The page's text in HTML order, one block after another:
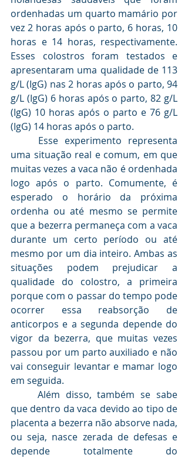
ordenhadas um quarto mamário por
vez 2 horas após o parto, 6 horas, 10
horas e 14 horas, respectivamente.
Esses colostros foram testados e
apresentaram uma qualidade de 113
g/L (IgG) nas 2 horas após o parto, 94
g/L (IgG) 6 horas após o parto, 82 g/L
(IgG) 10 horas após o parto e 76 g/L
(IgG) 14 horas após o parto.
uma situação real e comum, em que
muitas vezes a vaca não é ordenhada
logo após o parto. Comumente, é
esperado o horário da próxima
ordenha ou até mesmo se permite
que a bezerra permaneça com a vaca
durante um certo período ou até
mesmo por um dia inteiro. Ambas as
situações podem prejudicar a
qualidade do colostro, a primeira
porque com o passar do tempo pode
ocorrer essa reabsorção de
anticorpos e a segunda depende do
vigor da bezerra, que muitas vezes
passou por um parto auxiliado e não
vai conseguir levantar e mamar logo
em seguida.
que ⁠dentro da vaca devido ao tipo de
placenta a bezerra não absorve nada,
ou seja, nasce zerada de defesas e
depende totalmente do